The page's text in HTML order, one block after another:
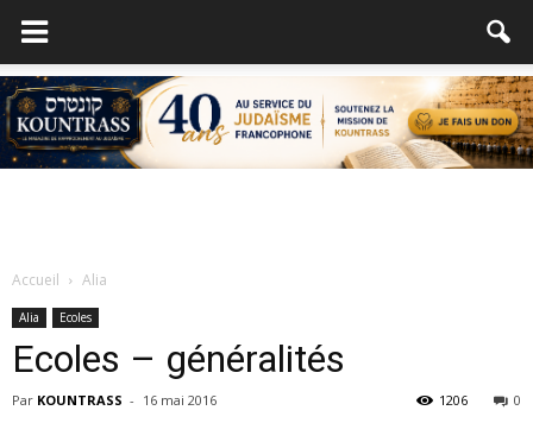
Accueil Alia
Alia Ecoles
Ecoles – généralités
Par KOUNTRASS - 16 mai 2016 0
1206